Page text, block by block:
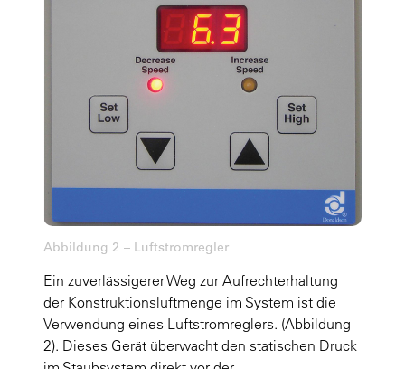
Abbildung 2 – Luftstromregler
Ein zuverlässigerer Weg zur Aufrechterhaltung
der Konstruktionsluftmenge im System ist die
Verwendung eines Luftstromreglers. (Abbildung
2). Dieses Gerät überwacht den statischen Druck